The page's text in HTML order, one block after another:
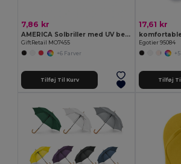
7,86 kr
AMERICA Solbriller med UV beskyttelse
GiftRetail MO7455
+6 Farver
Tilføj Til Kurv
17,61 kr
Egotier 95084
Tilføj